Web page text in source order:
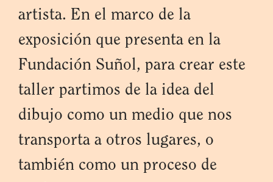
artista. En el marco de la
exposición que presenta en la
Fundación Suñol, para crear este
taller partimos de la idea del
dibujo como un medio que nos
transporta a otros lugares, o
también como un proceso de